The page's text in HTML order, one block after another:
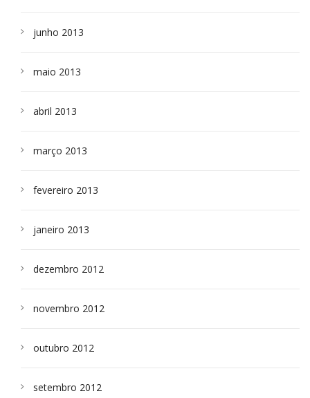
junho 2013
maio 2013
abril 2013
março 2013
fevereiro 2013
janeiro 2013
dezembro 2012
novembro 2012
outubro 2012
setembro 2012